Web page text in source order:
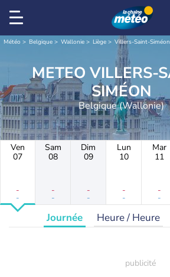
Météo Belgique Wallonie Liège Villers-Saint-Siméon
METEO VILLERS-SAINT-
SIMÉON
Belgique (Wallonie)
Ven
07
-
-
Sam
08
-
-
Dim
09
-
-
Lun
10
-
-
Mar
11
-
-
Journée Heure / Heure